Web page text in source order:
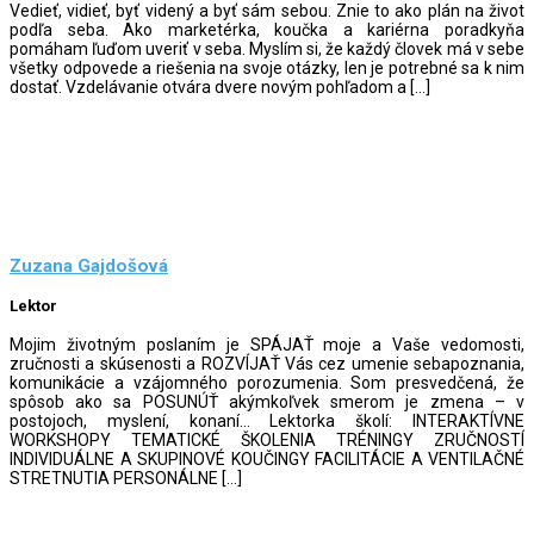
Vedieť, vidieť, byť videný a byť sám sebou. Znie to ako plán na život
podľa seba. Ako marketérka, koučka a kariérna poradkyňa
pomáham ľuďom uveriť v seba. Myslím si, že každý človek má v sebe
všetky odpovede a riešenia na svoje otázky, len je potrebné sa k nim
dostať. Vzdelávanie otvára dvere novým pohľadom a […]
Zuzana Gajdošová
Lektor
Mojim životným poslaním je SPÁJAŤ moje a Vaše vedomosti,
zručnosti a skúsenosti a ROZVÍJAŤ Vás cez umenie sebapoznania,
komunikácie a vzájomného porozumenia. Som presvedčená, že
spôsob ako sa POSUNÚŤ akýmkoľvek smerom je zmena – v
postojoch, myslení, konaní… Lektorka školí: INTERAKTÍVNE
WORKSHOPY TEMATICKÉ ŠKOLENIA TRÉNINGY ZRUČNOSTÍ
INDIVIDUÁLNE A SKUPINOVÉ KOUČINGY FACILITÁCIE A VENTILAČNÉ
STRETNUTIA PERSONÁLNE […]